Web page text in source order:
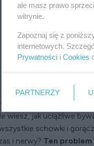
kuchni żywność
wiesz, jak uciążliwe
schowki i
i nerwy? Ten
ale masz prawo
witrynie.
Zapoznaj się z
internetowych.
Prywatności i Cookies
PARTNERZY